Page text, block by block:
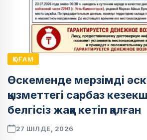
ҚОҒАМ
Өскеменде мерзімді
қызметтегі сарбаз
белгісіз жаққа кетіп қалған
27 ШІЛДЕ, 2026